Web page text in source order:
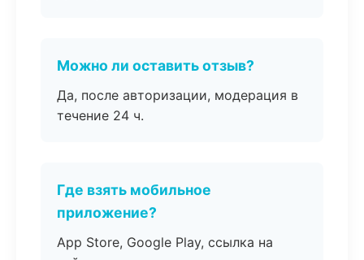
Можно ли оставить отзыв?
Да, после авторизации, модерация в
течение 24 ч.
Где взять мобильное
приложение?
App Store, Google Play, ссылка на